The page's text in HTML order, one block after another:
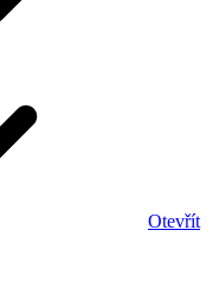
Otevřít